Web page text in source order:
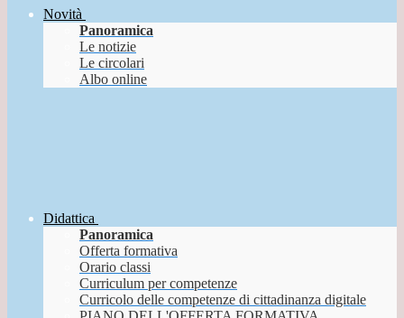
Novità
Panoramica
Le notizie
Le circolari
Albo online
Didattica
Panoramica
Offerta formativa
Orario classi
Curriculum per competenze
Curricolo delle competenze di cittadinanza digitale